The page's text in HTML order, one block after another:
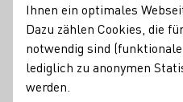
Beckers
Restaurant
Picknickplatz mitten im
Ihnen ein optimales
Dazu zählen Cookies, die
notwendig sind
lediglich zu anonymen
werden.